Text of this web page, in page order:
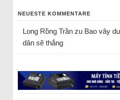
NEUESTE KOMMENTARE
Long Rồng Trầnzu Bao vây
dân sẽ thắng